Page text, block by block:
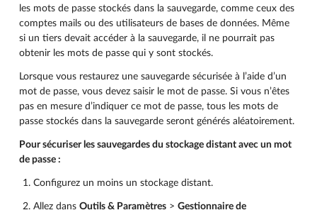
les mots de passe stockés dans la sauvegarde, comme ceux des
comptes mails ou des utilisateurs de bases de données. Même
si un tiers devait accéder à la sauvegarde, il ne pourrait pas
obtenir les mots de passe qui y sont stockés.
Lorsque vous restaurez une sauvegarde sécurisée à l’aide d’un
mot de passe, vous devez saisir le mot de passe. Si vous n’êtes
pas en mesure d’indiquer ce mot de passe, tous les mots de
passe stockés dans la sauvegarde seront générés aléatoirement.
Pour sécuriser les sauvegardes du stockage distant avec un mot
de passe :
Configurez un moins un stockage distant.
Allez dans Outils & Paramètres > Gestionnaire de